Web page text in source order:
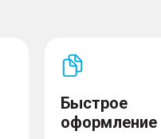
Быстрое
оформление